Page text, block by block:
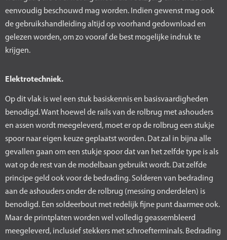
eenvoudig beschouwd mag worden. Indien gewenst mag ook
de gebruikshandleiding altijd op voorhand gedownload en
gelezen worden, om zo vooraf de best mogelijke indruk te
krijgen.
Elektrotechniek.
Op dit vlak is wel een stuk basiskennis en basisvaardigheden
benodigd. Want hoewel de rails van de rolbrug met ashouders
en assen wordt meegeleverd, moet er op de rolbrug een stukje
spoor naar eigen keuze geplaatst worden. Dat zal in bijna alle
gevallen gaan om een stukje spoor dat van het zelfde type is als
wat op de rest van de modelbaan gebruikt wordt. Dat zelfde
principe geld ook voor de bedrading. Solderen van bedrading
aan de ashouders onder de rolbrug (messing onderdelen) is
benodigd. Een soldeerbout met redelijk fijne punt daarmee ook.
Maar de printplaten worden wel volledig geassembleerd
meegeleverd, inclusief stekkers met schroefterminals. Bedrading